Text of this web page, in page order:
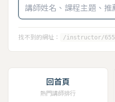
找不到的網址： /instructor/655
回首頁
熱門講師排行